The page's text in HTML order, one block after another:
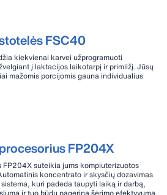
FSC40
kiekvienai karvei užprogramuoti
į laktacijos laikotarpį ir primilžį. Jūsų
mažomis porcijomis gauna individualius
FP204X
FP204X suteikia jums kompiuterizuotos
koncentrato ir skysčių dozavimas
kuri padeda taupyti laiką ir darbą,
ir tuo būdu pagerina šėrimo efektyvumą,